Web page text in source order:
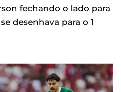
fechando o lado para
desenhava para o 1